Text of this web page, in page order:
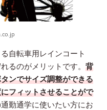
自転車用レインコート
るのがメリットです。 背
ンでサイズ調整ができる
フィットさせることがで
勤通学に使いたい方にお